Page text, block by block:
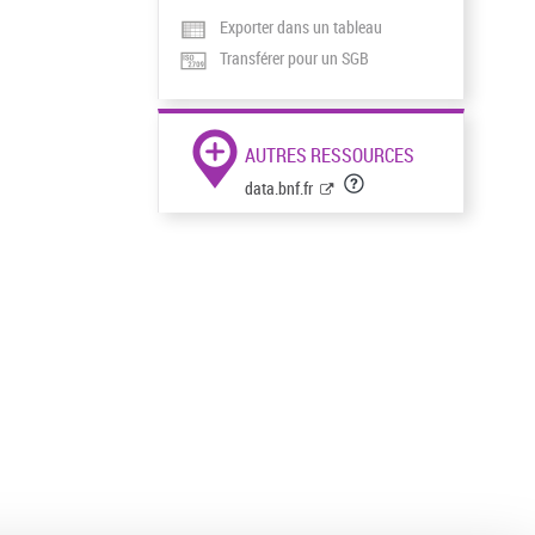
Exporter dans un tableau
Transférer pour un SGB
AUTRES RESSOURCES
data.bnf.fr